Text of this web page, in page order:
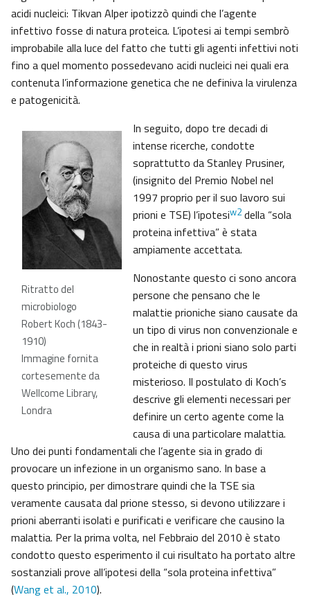
acidi nucleici: Tikvan Alper ipotizzò quindi che l’agente
infettivo fosse di natura proteica. L’ipotesi ai tempi sembrò
improbabile alla luce del fatto che tutti gli agenti infettivi noti
fino a quel momento possedevano acidi nucleici nei quali era
contenuta l’informazione genetica che ne definiva la virulenza
e patogenicità.
Ritratto del
microbiologo
Robert Koch (1843-
1910)
Immagine fornita
cortesemente da
Wellcome Library,
Londra
In seguito, dopo tre decadi di
intense ricerche, condotte
soprattutto da Stanley Prusiner,
(insignito del Premio Nobel nel
1997 proprio per il suo lavoro sui
prioni e TSE) l’ipotesiw2della “sola
proteina infettiva” è stata
ampiamente accettata.
Nonostante questo ci sono ancora
persone che pensano che le
malattie prioniche siano causate da
un tipo di virus non convenzionale e
che in realtà i prioni siano solo parti
proteiche di questo virus
misterioso. Il postulato di Koch’s
descrive gli elementi necessari per
definire un certo agente come la
causa di una particolare malattia.
Uno dei punti fondamentali che l’agente sia in grado di
provocare un infezione in un organismo sano. In base a
questo principio, per dimostrare quindi che la TSE sia
veramente causata dal prione stesso, si devono utilizzare i
prioni aberranti isolati e purificati e verificare che causino la
malattia. Per la prima volta, nel Febbraio del 2010 è stato
condotto questo esperimento il cui risultato ha portato altre
sostanziali prove all’ipotesi della “sola proteina infettiva”
(Wang et al., 2010).